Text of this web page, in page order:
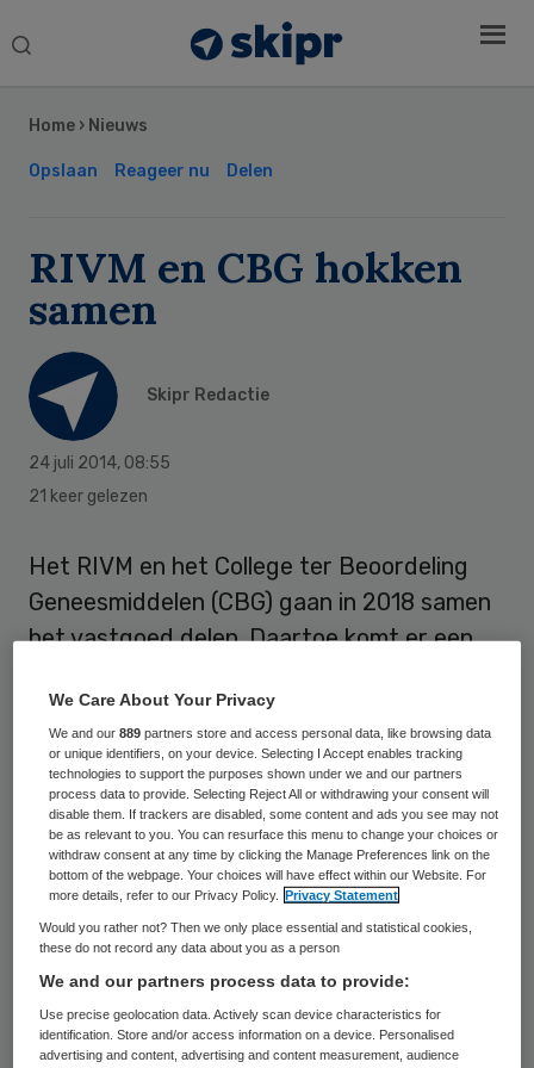
Search
Home › Nieuws
Opslaan Reageer nu Delen
RIVM en CBG hokken
samen
Skipr Redactie
24 juli 2014, 08:55
21 keer gelezen
Het RIVM en het College ter Beoordeling
Geneesmiddelen (CBG) gaan in 2018 samen
het vastgoed delen. Daartoe komt er een
in Utrecht. Het contract voor de
nieuwbouw is gisteren getekend.
Datmeldt het CBGop de eigen website.
Het pand wordt gebouw door
StruktonHurks. CBG en RIVM vallen beiden
onder het ministerie van VWS. De overheid
huurt het pand voor een periode van 25
jaar. In totaal is daar netto 267 miljoen euro
mee gemoeid.
Sidebar
We Care About Your Privacy
We and our889 partners store and access personal data, like browsing data
or unique identifiers, on your device. Selecting I Accept enables tracking
technologies to support the purposes shown under we and our partners
process data to provide. Selecting Reject All or withdrawing your consent will
disable them. If trackers are disabled, some content and ads you see may not
be as relevant to you. You can resurface this menu to change your choices or
withdraw consent at any time by clicking the Manage Preferences link on the
bottom of the webpage. Your choices will have effect within our Website. For
more details, refer to our Privacy Policy.
Privacy Statement
Would you rather not? Then we only place essential and statistical cookies,
these do not record any data about you as a person
We and our partners process data to provide:
Use precise geolocation data. Actively scan device characteristics for
identification. Store and/or access information on a device. Personalised
advertising and content, advertising and content measurement, audience